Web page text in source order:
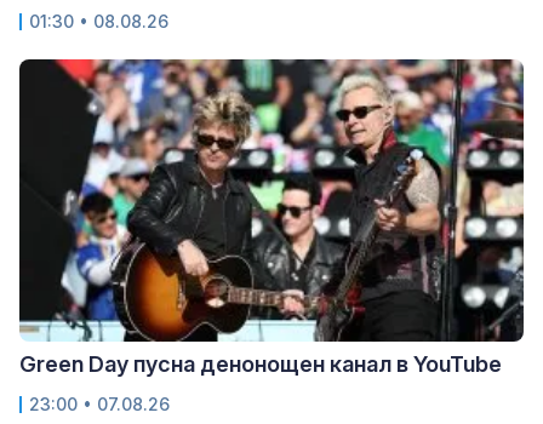
01:30 • 08.08.26
Green Day пусна денонощен канал в YouTube
23:00 • 07.08.26